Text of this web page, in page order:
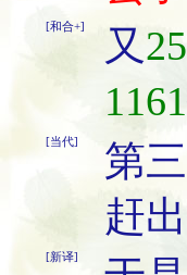
[和合+] 又
1161
[当代]
第
赶
[新译]